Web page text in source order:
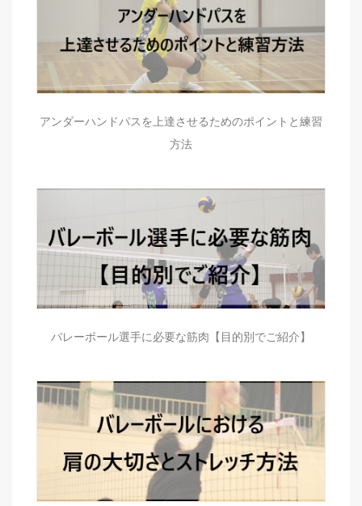
アンダーハンドパスを上達させるためのポイントと練習
方法
バレーボール選手に必要な筋肉【目的別でご紹介】